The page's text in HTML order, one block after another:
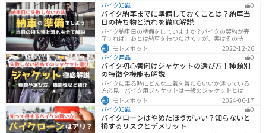
バイク知識 0
バイク納車までに準備しておくことは？納車当
日の持ち物と流れを徹底解説
バイク納車日の準備をしていますか？バイクの契約が完
了すれば、あとは納車を待つだけですが、実はその待っ
ている間に準備しておくことはたくさんあります。納車
当日に慌てずに済むよう、しっかり確認して準備してお
きましょう。
モトスポット
2022-12-26
バイク用品
0
バイク初心者向けジャケットの選び方！種類別
の特徴や機能も解説
バイクに乗る時にどんな上着を着たらいいか迷っている
方必見！バイク用ジャケットは一般のジャケットとは違
い、バイク専用に作られています。動きやすさ・快適
さ・機能性・デザイン性など様々なメリットがありま
す。この記事では、ジャケットの種類や選び方など初心
者が知っておくべきことをまとめました。
モトスポット
2024-06-17
バイク知識
0
バイクローンはやめたほうがいい？知らないと
損するリスクとデメリット